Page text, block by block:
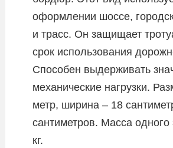
оформлении шоссе,
и трасс. Он защищает
срок использования
Способен выдерживать
механические нагрузки.
метр, ширина – 18
сантиметров. Масса
кг.